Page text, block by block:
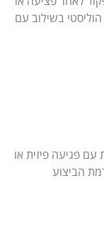
בשילוב עם
עם פגיעה פיזית או
הביצוע